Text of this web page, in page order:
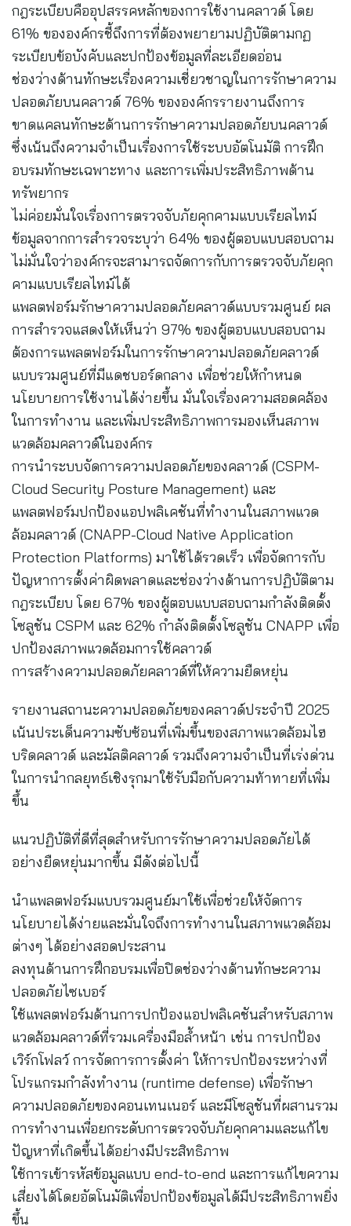
กฎระเบียบคืออุปสรรคหลักของการใช้งานคลาวด์ โดย
61% ขององค์กรชี้ถึงการที่ต้องพยายามปฏิบัติตามกฏ
ระเบียบข้อบังคับและปกป้องข้อมูลที่ละเอียดอ่อน
ช่องว่างด้านทักษะเรื่องความเชี่ยวชาญในการรักษาความ
ปลอดภัยบนคลาวด์ 76% ขององค์กรรายงานถึงการ
ขาดแคลนทักษะด้านการรักษาความปลอดภัยบนคลาวด์
ซึ่งเน้นถึงความจำเป็นเรื่องการใช้ระบบอัตโนมัติ การฝึก
อบรมทักษะเฉพาะทาง และการเพิ่มประสิทธิภาพด้าน
ทรัพยากร
ไม่ค่อยมั่นใจเรื่องการตรวจจับภัยคุกคามแบบเรียลไทม์
ข้อมูลจากการสำรวจระบุว่า 64% ของผู้ตอบแบบสอบถาม
ไม่มั่นใจว่าองค์กรจะสามารถจัดการกับการตรวจจับภัยคุก
คามแบบเรียลไทม์ได้
แพลตฟอร์มรักษาความปลอดภัยคลาวด์แบบรวมศูนย์ ผล
การสำรวจแสดงให้เห็นว่า 97% ของผู้ตอบแบบสอบถาม
ต้องการแพลตฟอร์มในการรักษาความปลอดภัยคลาวด์
แบบรวมศูนย์ที่มีแดชบอร์ดกลาง เพื่อช่วยให้กำหนด
นโยบายการใช้งานได้ง่ายขึ้น มั่นใจเรื่องความสอดคล้อง
ในการทำงาน และเพิ่มประสิทธิภาพการมองเห็นสภาพ
แวดล้อมคลาวด์ในองค์กร
การนำระบบจัดการความปลอดภัยของคลาวด์ (CSPM-
Cloud Security Posture Management) และ
แพลตฟอร์มปกป้องแอปพลิเคชันที่ทำงานในสภาพแวด
ล้อมคลาวด์ (CNAPP-Cloud Native Application
Protection Platforms) มาใช้ได้รวดเร็ว เพื่อจัดการกับ
ปัญหาการตั้งค่าผิดพลาดและช่องว่างด้านการปฏิบัติตาม
กฎระเบียบ โดย 67% ของผู้ตอบแบบสอบถามกำลังติดตั้ง
โซลูชัน CSPM และ 62% กำลังติดตั้งโซลูชัน CNAPP เพื่อ
ปกป้องสภาพแวดล้อมการใช้คลาวด์
การสร้างความปลอดภัยคลาวด์ที่ให้ความยืดหยุ่น
รายงานสถานะความปลอดภัยของคลาวด์ประจำปี 2025
เน้นประเด็นความซับซ้อนที่เพิ่มขึ้นของสภาพแวดล้อมไฮ
บริดคลาวด์ และมัลติคลาวด์ รวมถึงความจำเป็นที่เร่งด่วน
ในการนำกลยุทธ์เชิงรุกมาใช้รับมือกับความท้าทายที่เพิ่ม
ขึ้น
แนวปฏิบัติที่ดีที่สุดสำหรับการรักษาความปลอดภัยได้
อย่างยืดหยุ่นมากขึ้น มีดังต่อไปนี้
นำแพลตฟอร์มแบบรวมศูนย์มาใช้เพื่อช่วยให้จัดการ
นโยบายได้ง่ายและมั่นใจถึงการทำงานในสภาพแวดล้อม
ต่างๆ ได้อย่างสอดประสาน
ลงทุนด้านการฝึกอบรมเพื่อปิดช่องว่างด้านทักษะความ
ปลอดภัยไซเบอร์
ใช้แพลตฟอร์มด้านการปกป้องแอปพลิเคชันสำหรับสภาพ
แวดล้อมคลาวด์ที่รวมเครื่องมือล้ำหน้า เช่น การปกป้อง
เวิร์กโฟลว์ การจัดการการตั้งค่า ให้การปกป้องระหว่างที่
โปรแกรมกำลังทำงาน (runtime defense) เพื่อรักษา
ความปลอดภัยของคอนเทนเนอร์ และมีโซลูชันที่ผสานรวม
การทำงานเพื่อยกระดับการตรวจจับภัยคุกคามและแก้ไข
ปัญหาที่เกิดขึ้นได้อย่างมีประสิทธิภาพ
ใช้การเข้ารหัสข้อมูลแบบ end-to-end และการแก้ไขความ
เสี่ยงได้โดยอัตโนมัติเพื่อปกป้องข้อมูลได้มีประสิทธิภาพยิ่ง
ขึ้น